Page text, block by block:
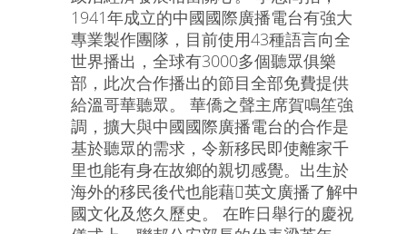
1941年成立的中國國際廣播電台有強大
專業製作團隊，目前使用43種語言向全
世界播出，全球有3000多個聽眾俱樂
部，此次合作播出的節目全部免費提供
給溫哥華聽眾。 華僑之聲主席賀鳴笙強
調，擴大與中國國際廣播電台的合作是
基於聽眾的需求，令新移民即使離家千
里也能有身在故鄉的親切感覺。出生於
海外的移民後代也能藉英文廣播了解中
國文化及悠久歷史。 在昨日舉行的慶祝